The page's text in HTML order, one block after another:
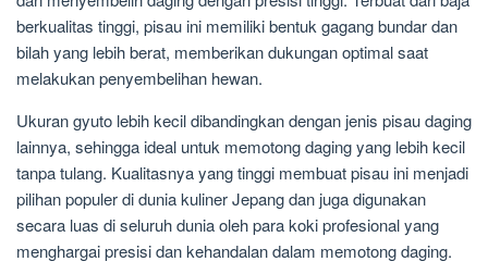
berkualitas tinggi, pisau ini memiliki bentuk gagang bundar dan
bilah yang lebih berat, memberikan dukungan optimal saat
melakukan penyembelihan hewan.
Ukuran gyuto lebih kecil dibandingkan dengan jenis pisau daging
lainnya, sehingga ideal untuk memotong daging yang lebih kecil
tanpa tulang. Kualitasnya yang tinggi membuat pisau ini menjadi
pilihan populer di dunia kuliner Jepang dan juga digunakan
secara luas di seluruh dunia oleh para koki profesional yang
menghargai presisi dan kehandalan dalam memotong daging.